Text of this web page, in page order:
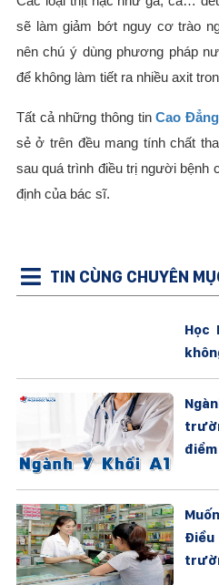
sẽ làm giảm bớt nguy cơ trào
nên chú ý dùng phương pháp
để không làm tiết ra nhiều axit
Tất cả những thông tinCao
sẻ ở trên đều mang tính chất
sau quá trình điều trị người bệnh
định của bác sĩ.
TIN CÙNG CHUYÊN
Học